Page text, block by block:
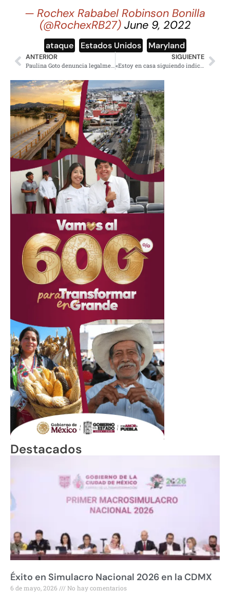
— Rochex Rababel Robinson Bonilla
(@RochexRB27) June 9, 2022
ataque Estados Unidos Maryland
ANTERIOR
Paulina Goto denuncia legalmente a chofer de Uber por intento de secuestro
SIGUIENTE
«Estoy en casa siguiendo indicaciones»; Zoé Robledo se contagia de Covid por segunda vez
Destacados
Éxito en Simulacro Nacional 2026 en la CDMX
6 de mayo, 2026 No hay comentarios